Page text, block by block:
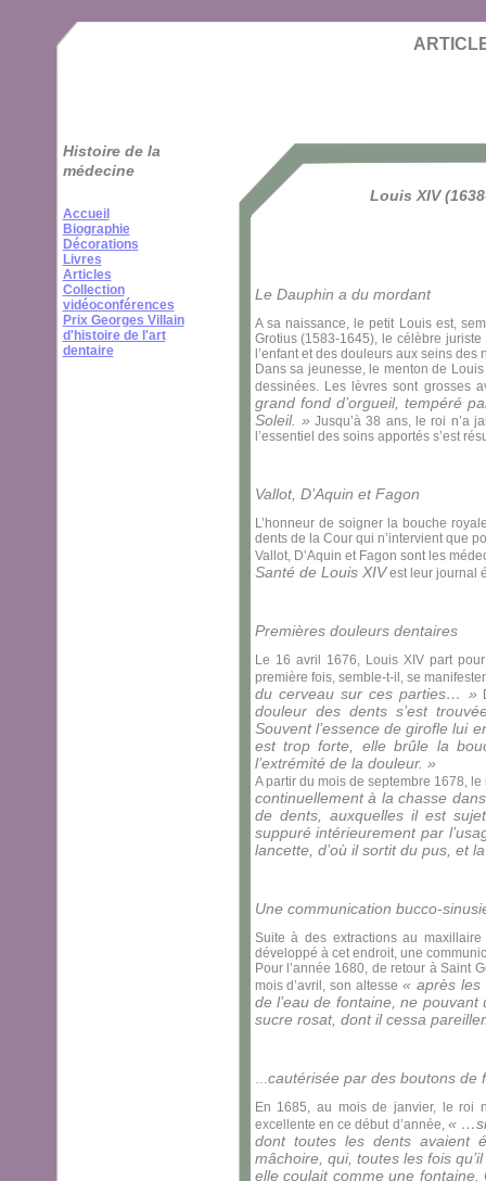
Histoire de la
médecine
Accueil
Biographie
Décorations
Livres
Articles
Collection
vidéoconférences
Prix Georges Villain
d'histoire de l'art
dentaire
Louis XIV
Le Dauphin a du mordant
A sa naissance, le petit Louis est,
Grotius (1583-1645), le célèbre
l’enfant et des douleurs aux seins
Dans sa jeunesse, le menton de
dessinées. Les lèvres sont grosses
grand fond d’orgueil, tempéré
Soleil. » Jusqu’à 38 ans, le roi n’a
l’essentiel des soins apportés s’est
Vallot, D’Aquin et Fagon
L’honneur de soigner la bouche
dents de la Cour qui n’intervient que
Vallot, D’Aquin et Fagon sont les
Santé de Louis XIVest leur journal
Premières douleurs dentaires
Le 16 avril 1676, Louis XIV part
première fois, semble-t-il, se
du cerveau sur ces parties… »
douleur des dents s’est
Souvent l’essence de girofle lui
est trop forte, elle brûle la
l’extrémité de la douleur. »
A partir du mois de septembre 1678,
continuellement à la chasse
de dents, auxquelles il est
suppuré intérieurement par
lancette, d’où il sortit du pus, et
Une communication bucco-
Suite à des extractions au
développé à cet endroit, une
Pour l’année 1680, de retour à Saint
mois d’avril, son altesse« après les
de l’eau de fontaine, ne
sucre rosat, dont il cessa
cautérisée par des boutons de
En 1685, au mois de janvier, le roi
excellente en ce début d’année, « …si
dont toutes les dents avaient
mâchoire, qui, toutes les fois
elle coulait comme une fontaine.